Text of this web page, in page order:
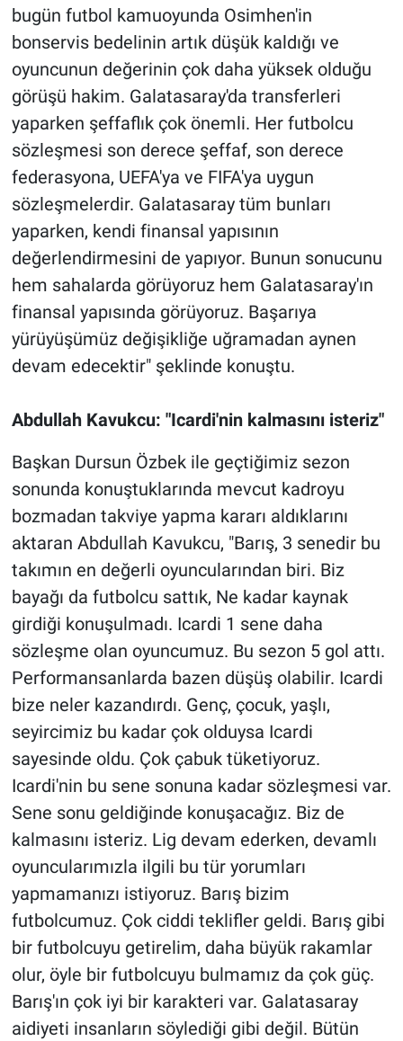
bugün futbol kamuoyunda Osimhen'in
bonservis bedelinin artık düşük kaldığı ve
oyuncunun değerinin çok daha yüksek olduğu
görüşü hakim. Galatasaray'da transferleri
yaparken şeffaflık çok önemli. Her futbolcu
sözleşmesi son derece şeffaf, son derece
federasyona, UEFA'ya ve FIFA'ya uygun
sözleşmelerdir. Galatasaray tüm bunları
yaparken, kendi finansal yapısının
değerlendirmesini de yapıyor. Bunun sonucunu
hem sahalarda görüyoruz hem Galatasaray'ın
finansal yapısında görüyoruz. Başarıya
yürüyüşümüz değişikliğe uğramadan aynen
devam edecektir" şeklinde konuştu.
Abdullah Kavukcu: "Icardi'nin kalmasını isteriz"
Başkan Dursun Özbek ile geçtiğimiz sezon
sonunda konuştuklarında mevcut kadroyu
bozmadan takviye yapma kararı aldıklarını
aktaran Abdullah Kavukcu, "Barış, 3 senedir bu
takımın en değerli oyuncularından biri. Biz
bayağı da futbolcu sattık, Ne kadar kaynak
girdiği konuşulmadı. Icardi 1 sene daha
sözleşme olan oyuncumuz. Bu sezon 5 gol attı.
Performansanlarda bazen düşüş olabilir. Icardi
bize neler kazandırdı. Genç, çocuk, yaşlı,
seyircimiz bu kadar çok olduysa Icardi
sayesinde oldu. Çok çabuk tüketiyoruz.
Icardi'nin bu sene sonuna kadar sözleşmesi var.
Sene sonu geldiğinde konuşacağız. Biz de
kalmasını isteriz. Lig devam ederken, devamlı
oyuncularımızla ilgili bu tür yorumları
yapmamanızı istiyoruz. Barış bizim
futbolcumuz. Çok ciddi teklifler geldi. Barış gibi
bir futbolcuyu getirelim, daha büyük rakamlar
olur, öyle bir futbolcuyu bulmamız da çok güç.
Barış'ın çok iyi bir karakteri var. Galatasaray
aidiyeti insanların söylediği gibi değil. Bütün